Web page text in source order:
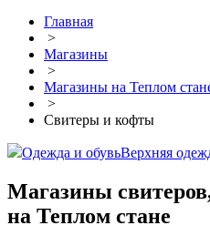
Главная
>
Магазины
>
Магазины на Теплом
>
Свитеры и кофты
Одежда и обувьВерхняя
Магазины
на Теплом стане